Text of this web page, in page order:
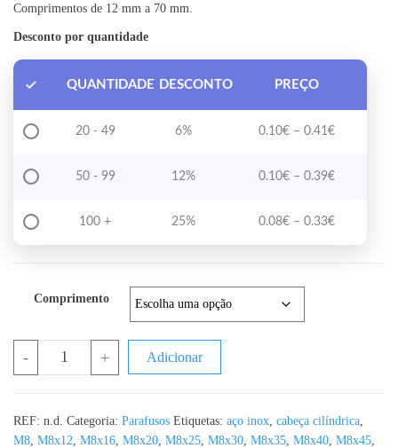
Comprimentos de 12 mm a 70 mm.
Desconto por quantidade
QUANTIDADE DESCONTO PREÇO
20 - 49 6% 0.10€ – 0.41 €Price
50 - 99 12% 0.10€ – 0.39€Price
100 + 25% 0.08€ – 0.33€Price
Comprimento
- + Adicionar
REF: n.d. Categoria: Parafusos Etiquetas: aço inox cabeça cilíndrica
M8 M8x12 M8x16 M8x20 M8x25 M8x30 M8x35 M8x40 M8x45